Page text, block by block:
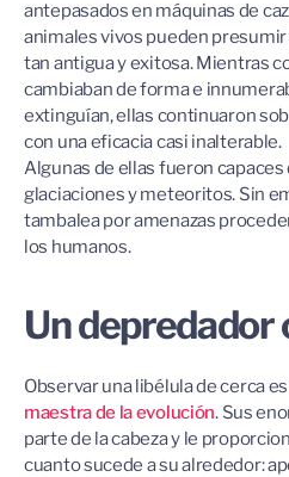
antepasados en máquinas de
animales vivos pueden
tan antigua y exitosa. Mientras
cambiaban de forma e
extinguían, ellas continuaron
con una eficacia casi inalterable.
Algunas de ellas fueron
glaciaciones y meteoritos. Sin
tambalea por amenazas
los humanos.
Un
Observar una libélula de cerca
maestra de la evolución. Sus
parte de la cabeza y le
cuanto sucede a su alrededor: